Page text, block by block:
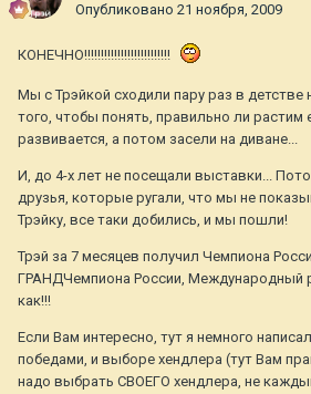
Опубликовано 21 ноября, 2009
КОНЕЧНО!!!!!!!!!!!!!!!!!!!!!!!!!!
Мы с Трэйкой сходили пару раз в детстве
того, чтобы понять, правильно ли растим
развивается, а потом засели на диване...
И, до 4-х лет не посещали выставки...
друзья, которые ругали, что мы не
Трэйку, все таки добились, и мы пошли!
Трэй за 7 месяцев получил Чемпиона
ГРАНДЧемпиона России, Международный
как!!!
Если Вам интересно, тут я немного
победами, и выборе хендлера (тут Вам
надо выбрать СВОЕГО хендлера, не